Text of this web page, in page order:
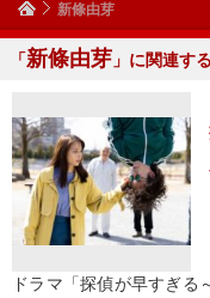
新條由芽
「新條由芽 」に関連する
ドラマ「探偵が早すぎ